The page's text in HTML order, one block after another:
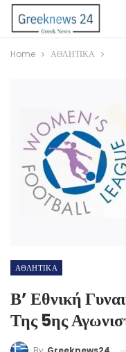
Home ΑΘΛΗΤΙΚΑ
ΑΘΛΗΤΙΚΑ
Β’ Εθνική
Της 5ης